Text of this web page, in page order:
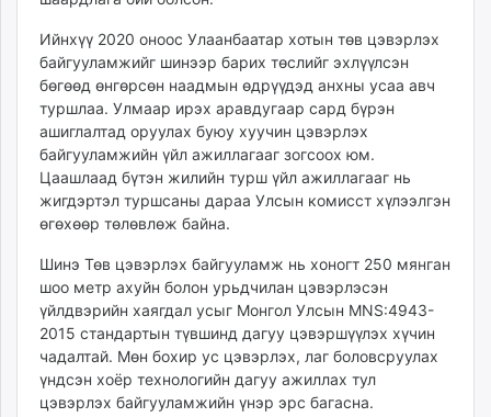
unuudur.mn
isee.mn
mglradio.com
fact.mn
itoim.mn
tumen.mn
shuum.mn
tvmongolia.mn
mass.mn
unegui.mn
assa.mn
toim.mn
tac.mn
Ийнхүү 2020 оноос Улаанбаатар хотын төв цэвэрлэх
байгууламжийг шинээр барих төслийг эхлүүлсэн
бөгөөд өнгөрсөн наадмын өдрүүдэд анхны усаа авч
туршлаа. Улмаар ирэх аравдугаар сард бүрэн
ашиглалтад оруулах буюу хуучин цэвэрлэх
байгууламжийн үйл ажиллагааг зогсоох юм.
Цаашлаад бүтэн жилийн турш үйл ажиллагааг нь
жигдэртэл туршсаны дараа Улсын комисст хүлээлгэн
өгөхөөр төлөвлөж байна.
Шинэ Төв цэвэрлэх байгууламж нь хоногт 250 мянган
шоо метр ахуйн болон урьдчилан цэвэрлэсэн
үйлдвэрийн хаягдал усыг Монгол Улсын MNS:4943-
2015 стандартын түвшинд дагуу цэвэршүүлэх хүчин
чадалтай. Мөн бохир ус цэвэрлэх, лаг боловсруулах
үндсэн хоёр технологийн дагуу ажиллах тул
цэвэрлэх байгууламжийн үнэр эрс багасна.